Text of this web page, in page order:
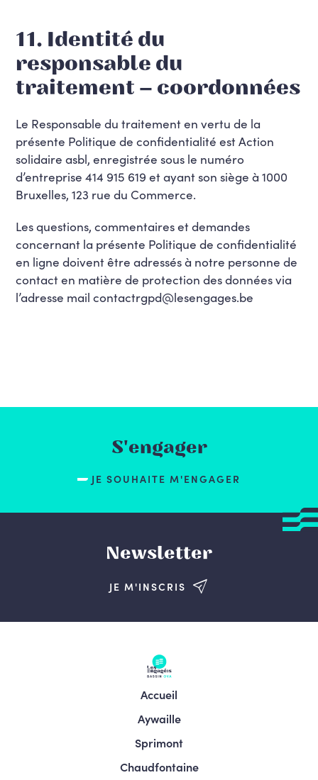
11. Identité du
responsable du
traitement – coordonnées
Le Responsable du traitement en vertu de la
présente Politique de confidentialité est Action
solidaire asbl, enregistrée sous le numéro
d’entreprise 414 915 619 et ayant son siège à 1000
Bruxelles, 123 rue du Commerce.
Les questions, commentaires et demandes
concernant la présente Politique de confidentialité
en ligne doivent être adressés à notre personne de
contact en matière de protection des données via
l’adresse mail contactrgpd@lesengages.be
S'engager
JE SOUHAITE M'ENGAGER
Newsletter
JE M'INSCRIS
Accueil
Aywaille
Sprimont
Chaudfontaine